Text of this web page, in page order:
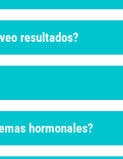
resultados?
hormonales?